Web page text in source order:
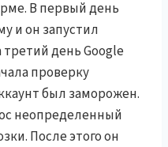
В первый день
и он запустил
день Google
проверку
был заморожен.
неопределенный
После этого он